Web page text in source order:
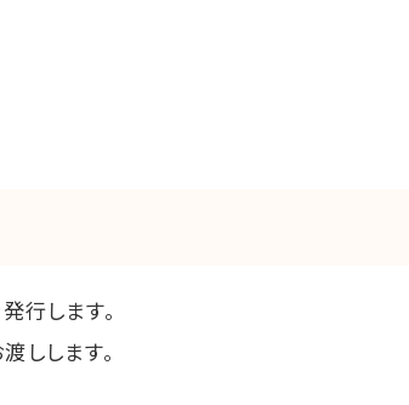
行します。
しします。